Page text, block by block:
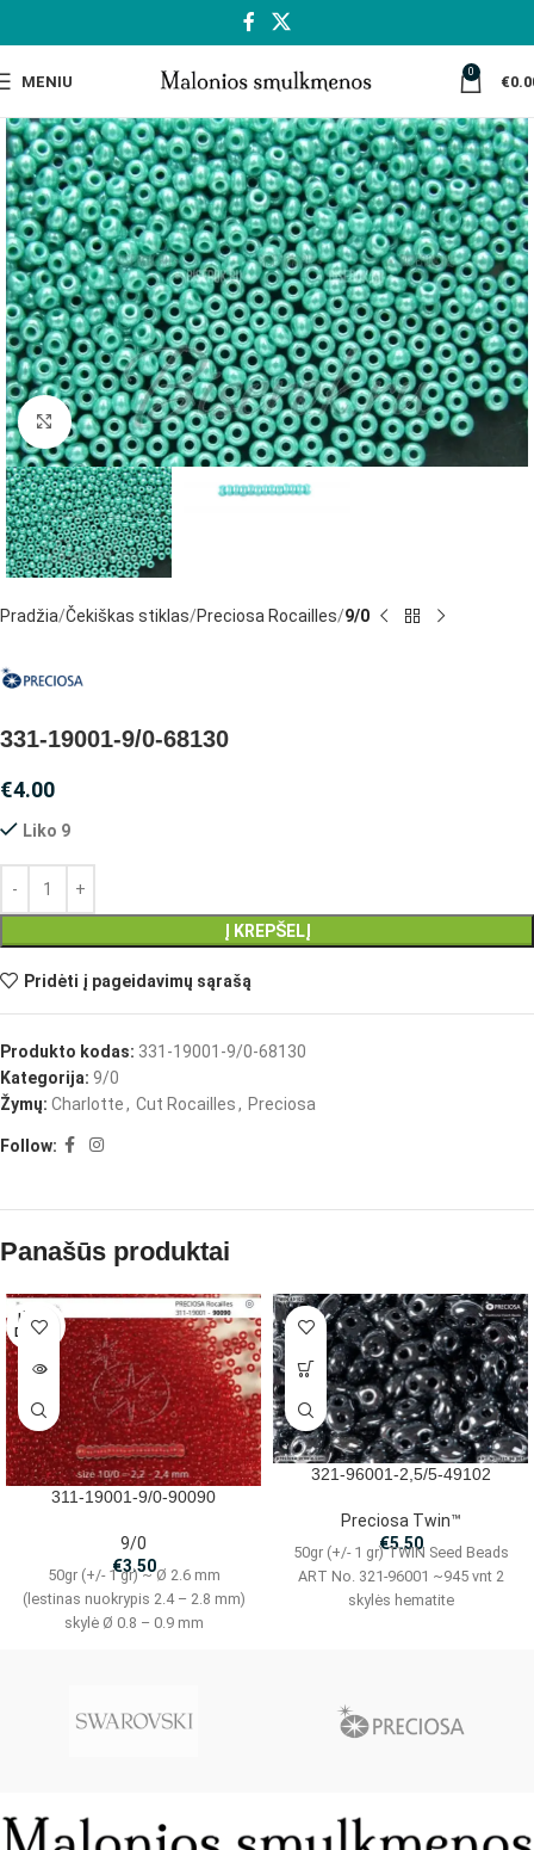
MENIU
0
€
Spustelėkite, jei norite padidinti
Pradžia Čekiškas stiklas Preciosa Rocailles 9/0
331-19001-9/0-68130
€4.00
Liko 9
Į KREPŠELĮ
Pridėti į pageidavimų sąrašą
Produkto kodas: 331-19001-9/0-68130
Kategorija: 9/0
Žymų: Charlotte, Cut Rocailles, Preciosa
Follow:
Panašūs produktai
IŠPAR
DUOTA
311-19001-9/0-90090
9/0
€3.50
50gr (+/- 1 gr) ~ Ø 2.6 mm
(lestinas nuokrypis 2.4 – 2.8 mm)
skylė Ø 0.8 – 0.9 mm
321-96001-2,5/5-49102
Preciosa Twin™
€5.50
50gr (+/- 1 gr) TWIN Seed Beads
ART No. 321-96001 ~945 vnt 2
skylės hematite